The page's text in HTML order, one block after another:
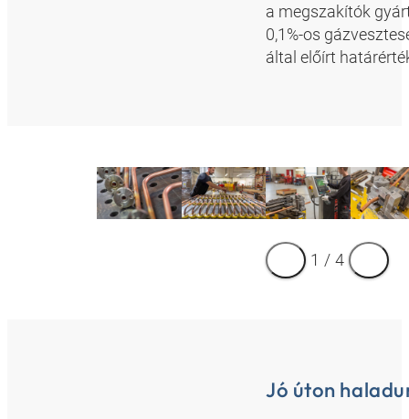
a megszakítók
0,1%-os
által előírt
1 / 4
Jó úton